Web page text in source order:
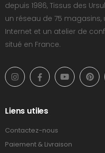
depuis 1986, Tissus des
un réseau de 75 magasins,
Internet et un atelier de
situé en France.
Liens utiles
Contactez-nous
Paiement & Livraison